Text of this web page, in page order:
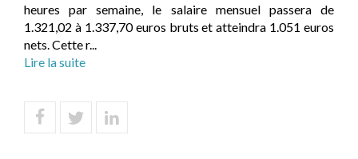
heures par semaine, le salaire mensuel passera de
1.321,02 à 1.337,70 euros bruts et atteindra 1.051 euros
nets. Cette r...
Lire la suite